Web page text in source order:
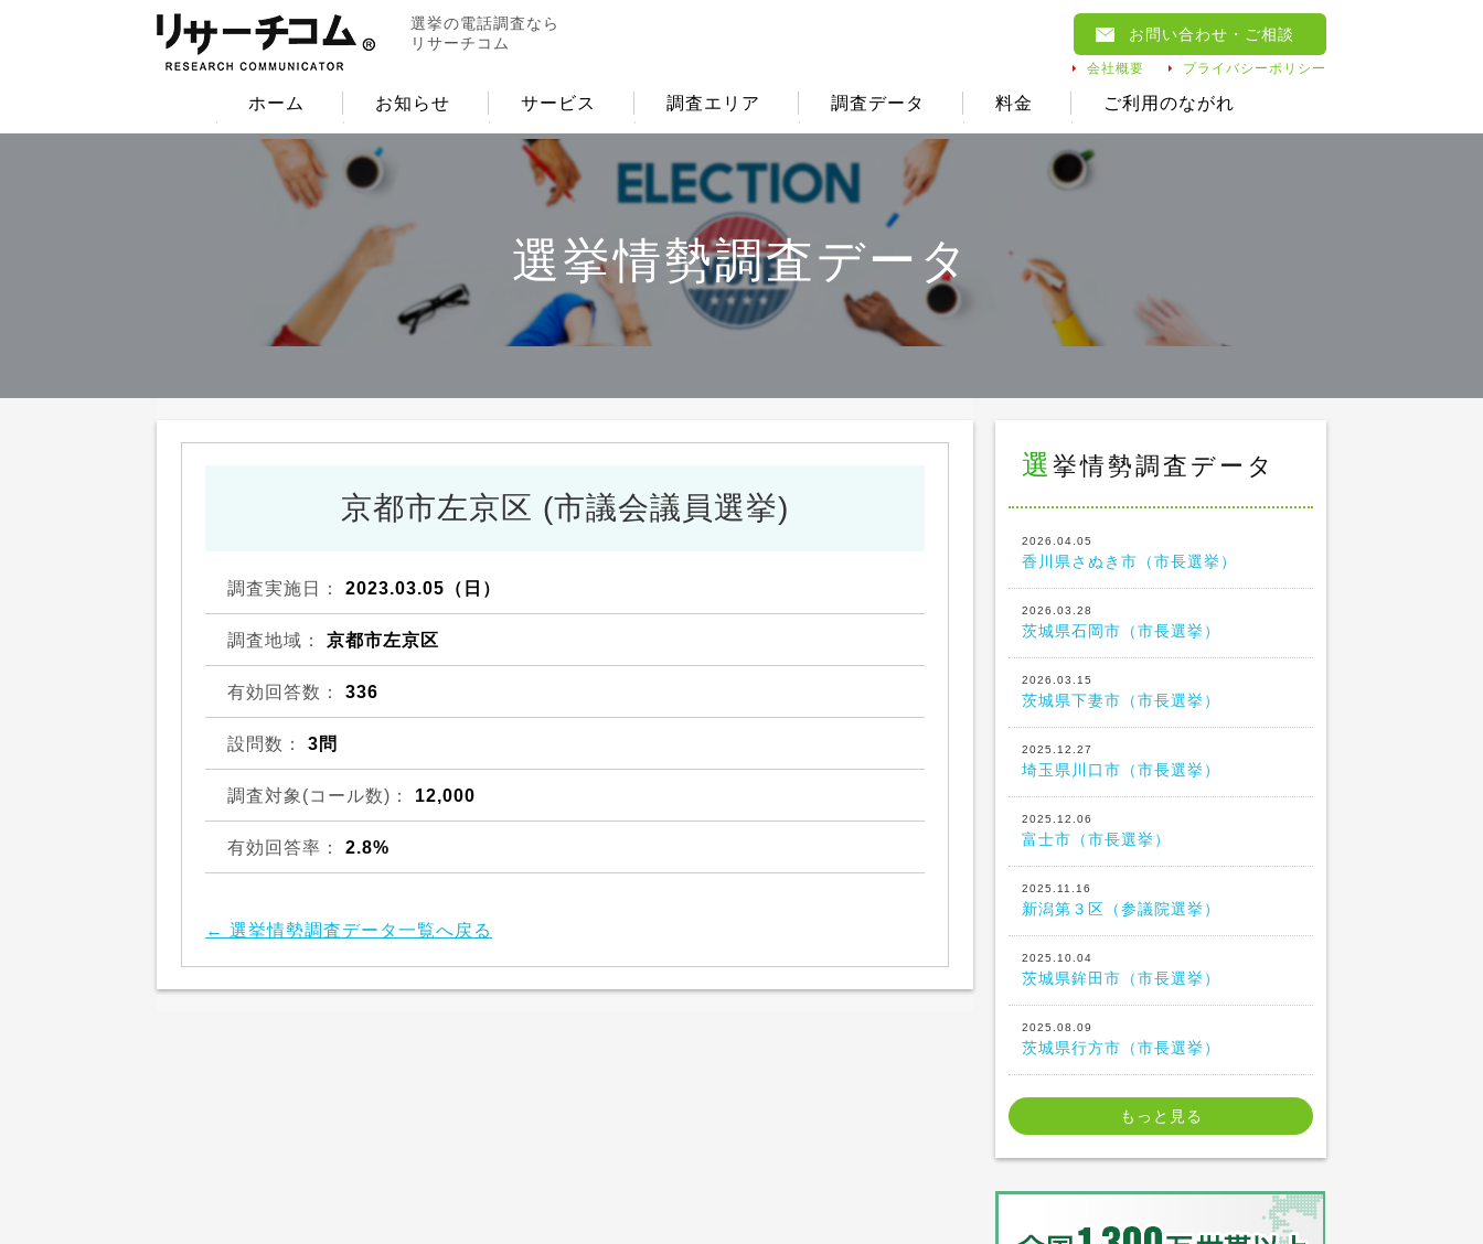
選挙の電話調査なら
リサーチコム
お問い合わせ ・ご相談
会社概要 プライバシーポリシー
ホーム お知らせ サービス 調査エリア 調査データ 料金 ご利用のながれ
選挙情勢調査データ
京都市左京区 (市議会議員選挙)
調査実施日： 2023.03.05（日）
調査地域： 京都市左京区
有効回答数： 336
設問数： 3問
調査対象(コール数)： 12,000
有効回答率： 2.8%
← 選挙情勢調査データ一覧へ戻る
選 挙情勢調査データ
2026.04.05
香川県さぬき市（市長選挙）
2026.03.28
茨城県石岡市（市長選挙）
2026.03.15
茨城県下妻市（市長選挙）
2025.12.27
埼玉県川口市（市長選挙）
2025.12.06
富士市（市長選挙）
2025.11.16
新潟第３区（参議院選挙）
2025.10.04
茨城県鉾田市（市長選挙）
2025.08.09
茨城県行方市（市長選挙）
もっと見る